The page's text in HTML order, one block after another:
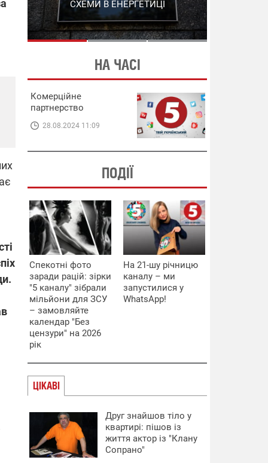
СХЕМИ В ЕНЕРГЕТИЦІ
ЕНЕРГЕТИЦІ
НА ЧАСІ
Комерційне
партнерство
28.08.2024 11:09
ПОДІЇ
Спекотні фото
заради рацій: зірки
"5 каналу" зібрали
мільйони для ЗСУ
– замовляйте
календар "Без
цензури" на 2026
рік
На 21-шу річницю
каналу – ми
запустилися у
WhatsApp!
ЦІКАВІ
Друг знайшов тіло у
квартирі: пішов із
життя актор із "Клану
Сопрано"